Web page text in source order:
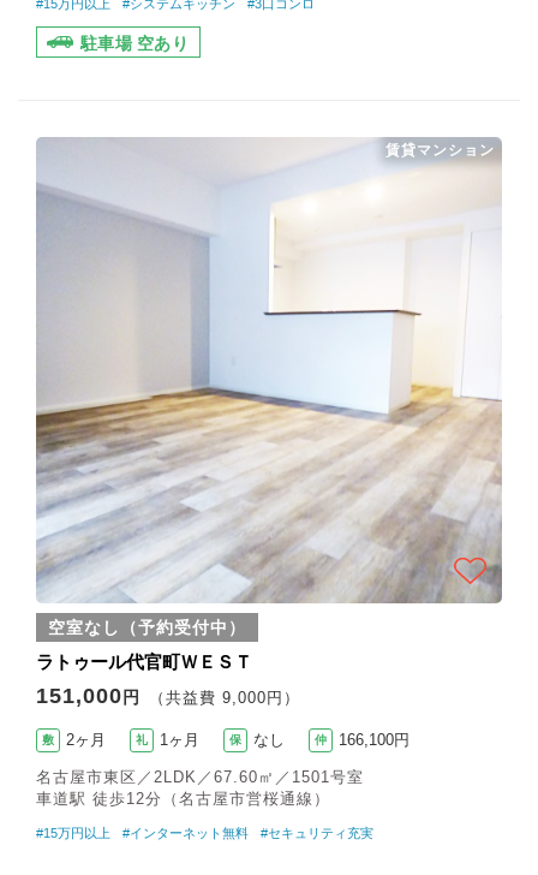
#15万円以上 #システムキッチン #3口コンロ
駐車場 空あり
空室なし（予約受付中）
ラトゥール代官町ＷＥＳＴ
151,000 円 （共益費 9,000円）
敷 2ヶ月 礼 1ヶ月 保 なし 仲 166,100円
名古屋市東区／2LDK／67.60㎡／1501号室
車道駅 徒歩12分（名古屋市営桜通線）
賃貸マンション
#15万円以上 #インターネット無料 #セキュリティ充実